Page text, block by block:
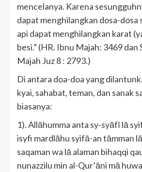
mencelanya. Karena
dapat menghilangkan dosa-dosa
api dapat menghilangkan karat
besi.” (HR. Ibnu Majah: 3469 dan
Majah Juz 8 : 2793.)
Di antara doa-doa yang
kyai, sahabat, teman, dan sanak
biasanya:
1). Allāhumma anta sy-syāfī lā
isyfi mardlāhu syifā-an tāmman
saqaman wa lā alaman bihaqqi
nunazzilu min al-Qur’āni mā